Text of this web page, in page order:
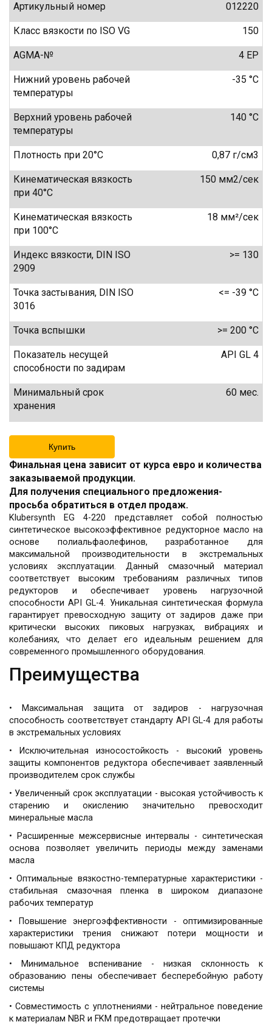
Артикульный номер 012220
Класс вязкости по ISO VG 150
AGMA-№ 4 EP
Нижний уровень рабочей
температуры
-35 °C
Верхний уровень рабочей
температуры
140 °C
Плотность при 20°C 0,87 г/см3
Кинематическая вязкость
при 40°C
150 мм2/сек
Кинематическая вязкость
при 100°C
18 мм²/сек
Индекс вязкости, DIN ISO
2909
>= 130
Точка застывания, DIN ISO
3016
<= -39 °C
Точка вспышки >= 200 °С
Показатель несущей
способности по задирам
API GL 4
Минимальный срок
хранения
60 мес.
Купить
Финальная цена зависит от курса евро и количества
заказываемой продукции.
Для получения специального предложения-
просьба обратиться в отдел продаж.
Klubersynth EG 4-220 представляет собой полностью
синтетическое высокоэффективное редукторное масло на
основе полиальфаолефинов, разработанное для
максимальной производительности в экстремальных
условиях эксплуатации. Данный смазочный материал
соответствует высоким требованиям различных типов
редукторов и обеспечивает уровень нагрузочной
способности API GL-4. Уникальная синтетическая формула
гарантирует превосходную защиту от задиров даже при
критически высоких пиковых нагрузках, вибрациях и
колебаниях, что делает его идеальным решением для
современного промышленного оборудования.
Преимущества
• Максимальная защита от задиров - нагрузочная
способность соответствует стандарту API GL-4 для работы
в экстремальных условиях
• Исключительная износостойкость - высокий уровень
защиты компонентов редуктора обеспечивает заявленный
производителем срок службы
• Увеличенный срок эксплуатации - высокая устойчивость к
старению и окислению значительно превосходит
минеральные масла
• Расширенные межсервисные интервалы - синтетическая
основа позволяет увеличить периоды между заменами
масла
• Оптимальные вязкостно-температурные характеристики -
стабильная смазочная пленка в широком диапазоне
рабочих температур
• Повышение энергоэффективности - оптимизированные
характеристики трения снижают потери мощности и
повышают КПД редуктора
• Минимальное вспенивание - низкая склонность к
образованию пены обеспечивает бесперебойную работу
системы
• Совместимость с уплотнениями - нейтральное поведение
к материалам NBR и FKM предотвращает протечки